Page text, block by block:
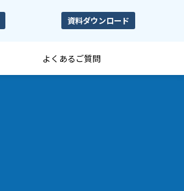
資料ダウンロード
よくあるご質問